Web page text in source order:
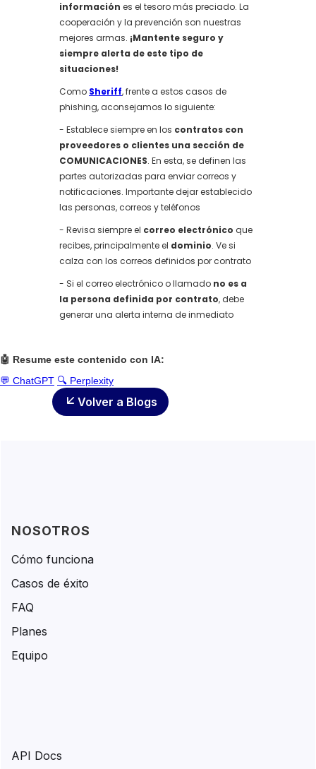
información es el tesoro más preciado. La
cooperación y la prevención son nuestras
mejores armas. ¡Mantente seguro y
siempre alerta de este tipo de
situaciones!
Como Sheriff, frente a estos casos de
phishing, aconsejamos lo siguiente:
- Establece siempre en los contratos con
proveedores o clientes una sección de
COMUNICACIONES. En esta, se definen las
partes autorizadas para enviar correos y
notificaciones. Importante dejar establecido
las personas, correos y teléfonos
- Revisa siempre el correo electrónico que
recibes, principalmente el dominio. Ve si
calza con los correos definidos por contrato
- Si el correo electrónico o llamado no es a
la persona definida por contrato, debe
generar una alerta interna de inmediato
🤖 Resume este contenido con IA:
💬 ChatGPT 🔍 Perplexity
Volver a Blogs
NOSOTROS
Cómo funciona
Casos de éxito
FAQ
Planes
Equipo
API Docs